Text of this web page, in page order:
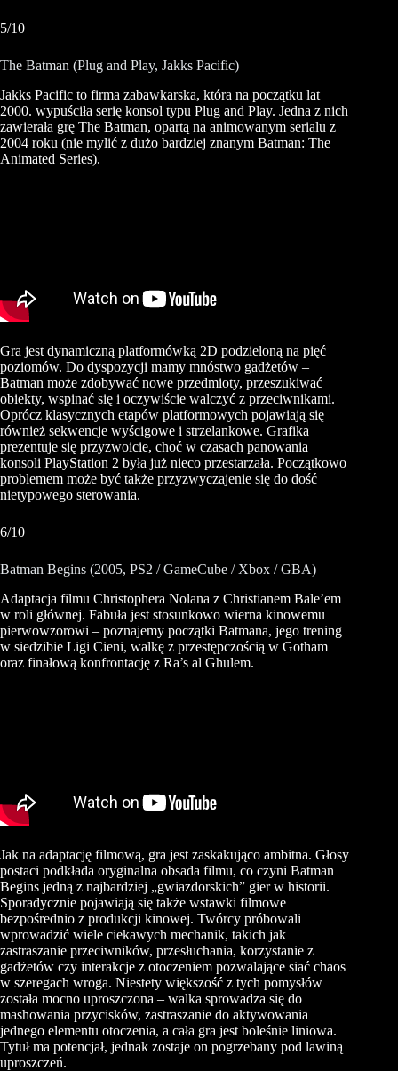
5/10
The Batman (Plug and Play, Jakks Pacific)
Jakks Pacific to firma zabawkarska, która na początku lat
2000. wypuściła serię konsol typu Plug and Play. Jedna z nich
zawierała grę The Batman, opartą na animowanym serialu z
2004 roku (nie mylić z dużo bardziej znanym Batman: The
Animated Series).
Gra jest dynamiczną platformówką 2D podzieloną na pięć
poziomów. Do dyspozycji mamy mnóstwo gadżetów –
Batman może zdobywać nowe przedmioty, przeszukiwać
obiekty, wspinać się i oczywiście walczyć z przeciwnikami.
Oprócz klasycznych etapów platformowych pojawiają się
również sekwencje wyścigowe i strzelankowe. Grafika
prezentuje się przyzwoicie, choć w czasach panowania
konsoli PlayStation 2 była już nieco przestarzała. Początkowo
problemem może być także przyzwyczajenie się do dość
nietypowego sterowania.
6/10
Batman Begins (2005, PS2 / GameCube / Xbox / GBA)
Adaptacja filmu Christophera Nolana z Christianem Bale’em
w roli głównej. Fabuła jest stosunkowo wierna kinowemu
pierwowzorowi – poznajemy początki Batmana, jego trening
w siedzibie Ligi Cieni, walkę z przestępczością w Gotham
oraz finałową konfrontację z Ra’s al Ghulem.
Jak na adaptację filmową, gra jest zaskakująco ambitna. Głosy
postaci podkłada oryginalna obsada filmu, co czyni Batman
Begins jedną z najbardziej „gwiazdorskich” gier w historii.
Sporadycznie pojawiają się także wstawki filmowe
bezpośrednio z produkcji kinowej. Twórcy próbowali
wprowadzić wiele ciekawych mechanik, takich jak
zastraszanie przeciwników, przesłuchania, korzystanie z
gadżetów czy interakcje z otoczeniem pozwalające siać chaos
w szeregach wroga. Niestety większość z tych pomysłów
została mocno uproszczona – walka sprowadza się do
mashowania przycisków, zastraszanie do aktywowania
jednego elementu otoczenia, a cała gra jest boleśnie liniowa.
Tytuł ma potencjał, jednak zostaje on pogrzebany pod lawiną
uproszczeń.